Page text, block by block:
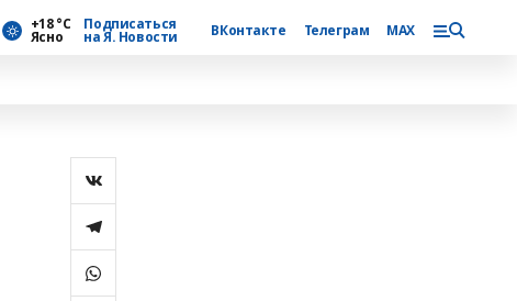
+18 °С
Ясно
Подписаться
на Я. Новости ВКонтакте Телеграм MAX